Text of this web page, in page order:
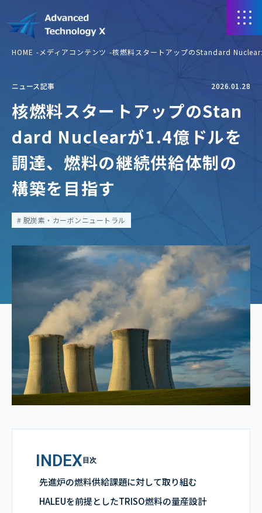
HOME メディアコンテンツ 核燃料スタートアップのStandard
ニュース記事 2026.01.28
核燃料スタートアップのStan
dard Nuclearが1.4億ドルを
調達、燃料の継続供給体制の
構築を目指す
脱炭素・カーボンニュートラル
INDEX 目次
先進炉の燃料供給課題に対して取り組む
HALEUを前提としたTRISO燃料の量産設計